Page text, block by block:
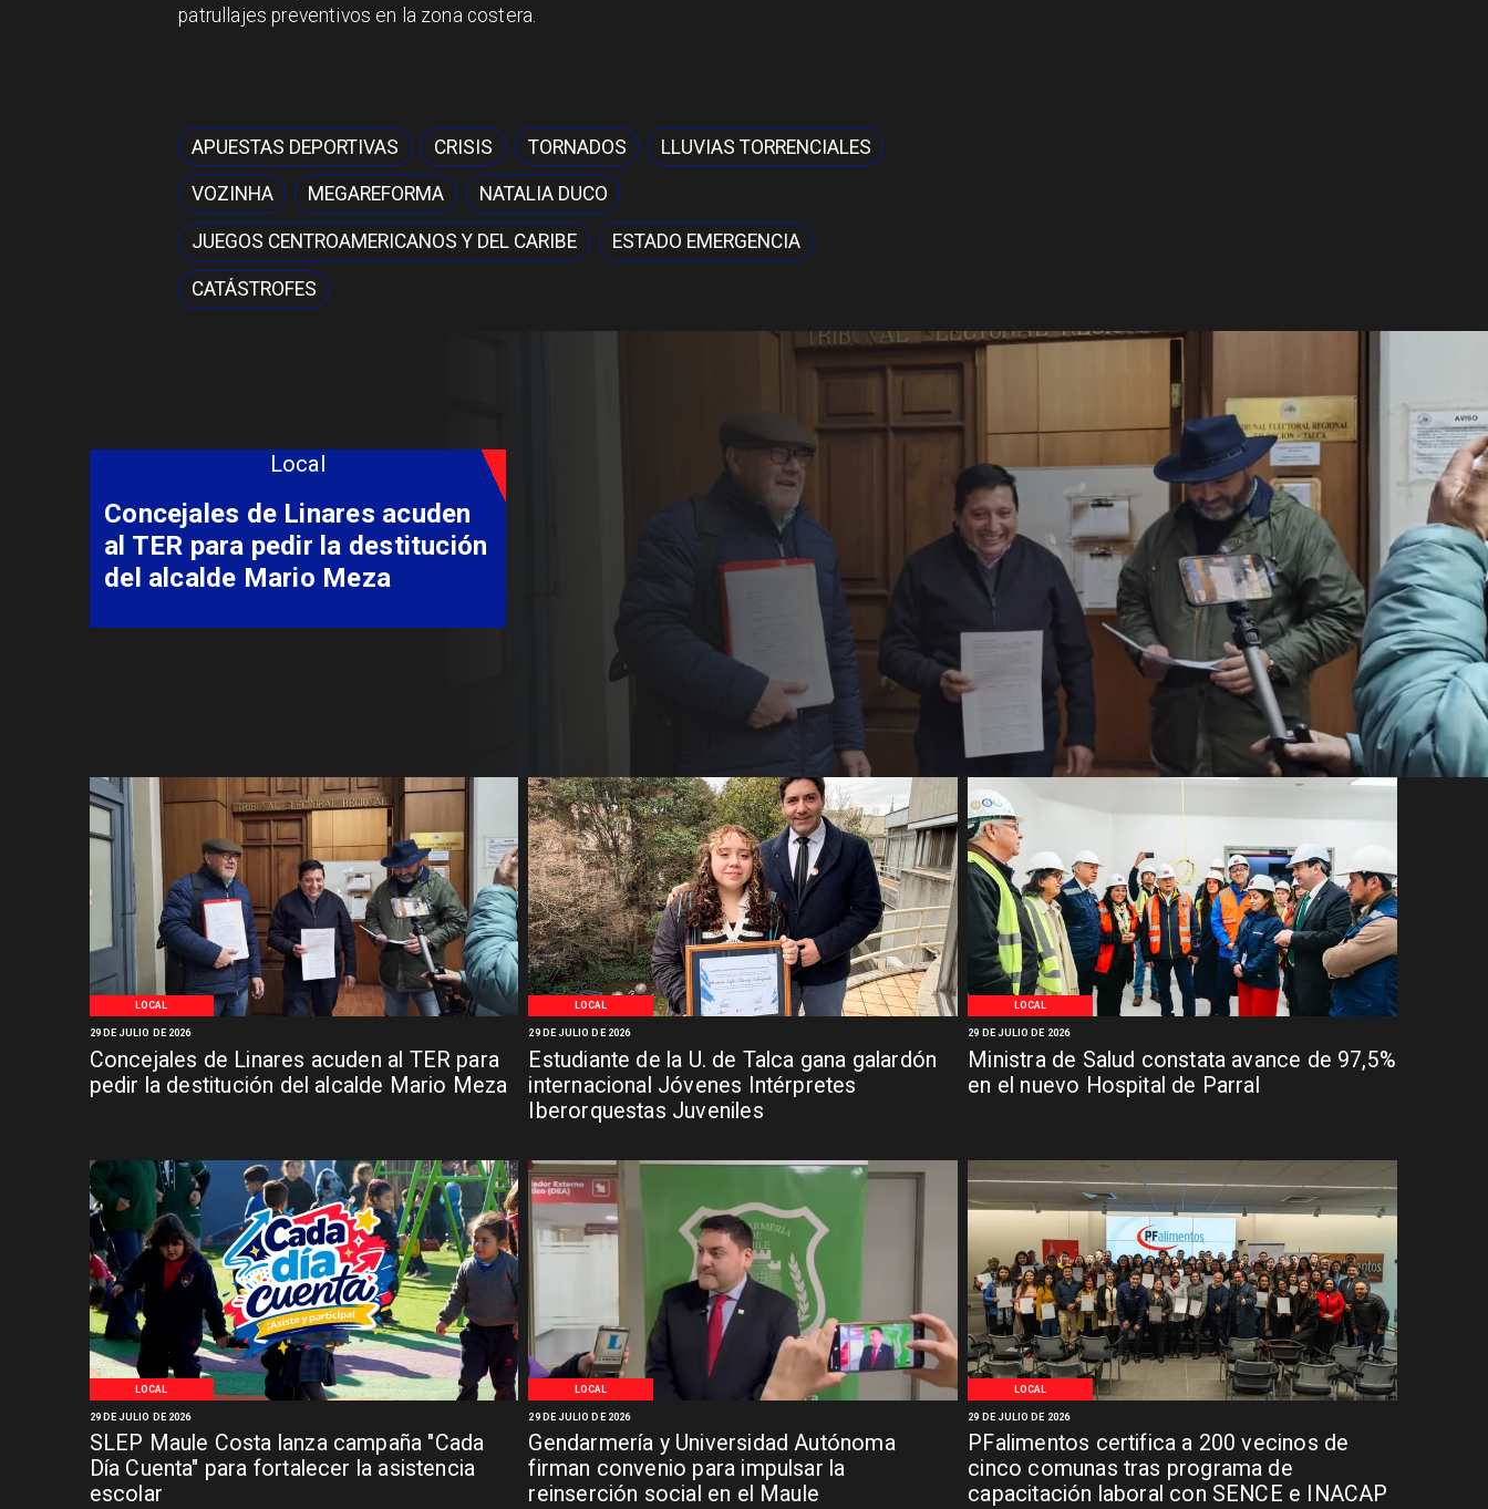
patrullajes preventivos en la zona costera.
APUESTAS DEPORTIVAS CRISIS TORNADOS LLUVIAS TORRENCIALES
VOZINHA MEGAREFORMA NATALIA DUCO
JUEGOS CENTROAMERICANOS Y DEL CARIBE ESTADO EMERGENCIA
CATÁSTROFES
LOCAL
Concejales de Linares acuden al TER para
pedir la destitución del alcalde Mario Meza
29 DE JULIO DE 2026
LOCAL
Estudiante de la U. de Talca gana galardón
internacional Jóvenes Intérpretes
Iberorquestas Juveniles
29 DE JULIO DE 2026
LOCAL
Ministra de Salud constata avance de 97,5%
en el nuevo Hospital de Parral
29 DE JULIO DE 2026
LOCAL
SLEP Maule Costa lanza campaña "Cada
Día Cuenta" para fortalecer la asistencia
escolar
29 DE JULIO DE 2026
LOCAL
Gendarmería y Universidad Autónoma
firman convenio para impulsar la
reinserción social en el Maule
29 DE JULIO DE 2026
LOCAL
PFalimentos certifica a 200 vecinos de
cinco comunas tras programa de
capacitación laboral con SENCE e INACAP
29 DE JULIO DE 2026
Local
Estudiante de la U. de Talca
gana galardón internacional
Jóvenes Intérpretes
Iberorquestas Juveniles